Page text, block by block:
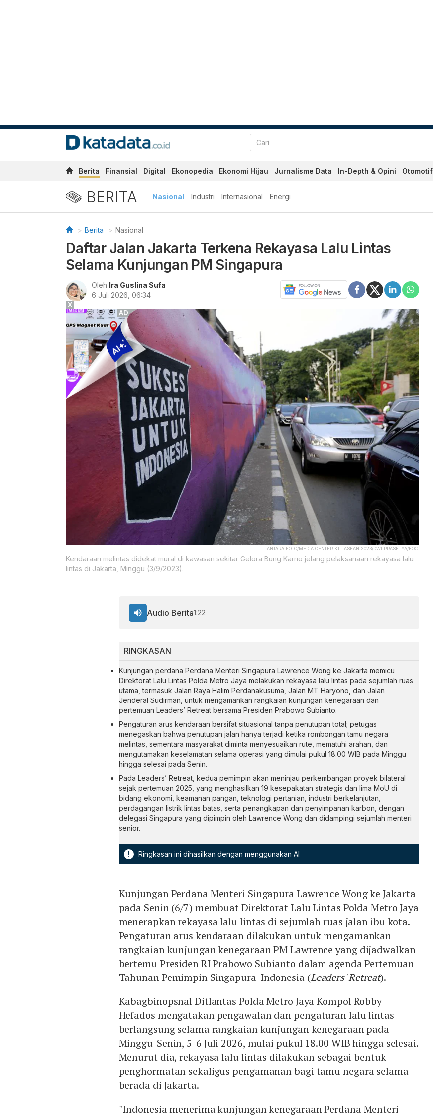
Berita Finansial Digital Ekonopedia Ekonomi Hijau Jurnalisme Data In-Depth & Opini Otomotif
BERITA Nasional Industri Internasional Energi
Berita Nasional
Daftar Jalan Jakarta Terkena Rekayasa Lalu Lintas
Selama Kunjungan PM Singapura
Oleh Ira Guslina Sufa
6 Juli 2026, 06:34
ANTARA FOTO/MEDIA CENTER KTT ASEAN 2023/DWI PRASETYA/FOC.
Kendaraan melintas didekat mural di kawasan sekitar Gelora Bung Karno jelang pelaksanaan rekayasa lalu
lintas di Jakarta, Minggu (3/9/2023).
RINGKASAN
Kunjungan perdana Perdana Menteri Singapura Lawrence Wong ke Jakarta memicu
Direktorat Lalu Lintas Polda Metro Jaya melakukan rekayasa lalu lintas pada sejumlah ruas
utama, termasuk Jalan Raya Halim Perdanakusuma, Jalan MT Haryono, dan Jalan
Jenderal Sudirman, untuk mengamankan rangkaian kunjungan kenegaraan dan
pertemuan Leaders’ Retreat bersama Presiden Prabowo Subianto.
Pengaturan arus kendaraan bersifat situasional tanpa penutupan total; petugas
menegaskan bahwa penutupan jalan hanya terjadi ketika rombongan tamu negara
melintas, sementara masyarakat diminta menyesuaikan rute, mematuhi arahan, dan
mengutamakan keselamatan selama operasi yang dimulai pukul 18.00 WIB pada Minggu
hingga selesai pada Senin.
Pada Leaders’ Retreat, kedua pemimpin akan meninjau perkembangan proyek bilateral
sejak pertemuan 2025, yang menghasilkan 19 kesepakatan strategis dan lima MoU di
bidang ekonomi, keamanan pangan, teknologi pertanian, industri berkelanjutan,
perdagangan listrik lintas batas, serta penangkapan dan penyimpanan karbon, dengan
delegasi Singapura yang dipimpin oleh Lawrence Wong dan didampingi sejumlah menteri
senior.
! Ringkasan ini dihasilkan dengan menggunakan AI
Audio Berita1:22
Kunjungan Perdana Menteri Singapura Lawrence Wong ke Jakarta
pada Senin (6/7) membuat Direktorat Lalu Lintas Polda Metro Jaya
menerapkan rekayasa lalu lintas di sejumlah ruas jalan ibu kota.
Pengaturan arus kendaraan dilakukan untuk mengamankan
rangkaian kunjungan kenegaraan PM Lawrence yang dijadwalkan
bertemu Presiden RI Prabowo Subianto dalam agenda Pertemuan
Tahunan Pemimpin Singapura-Indonesia (Leaders' Retreat).
Kabagbinopsnal Ditlantas Polda Metro Jaya Kompol Robby
Hefados mengatakan pengawalan dan pengaturan lalu lintas
berlangsung selama rangkaian kunjungan kenegaraan pada
Minggu-Senin, 5-6 Juli 2026, mulai pukul 18.00 WIB hingga selesai.
Menurut dia, rekayasa lalu lintas dilakukan sebagai bentuk
penghormatan sekaligus pengamanan bagi tamu negara selama
berada di Jakarta.
"Indonesia menerima kunjungan kenegaraan Perdana Menteri
X